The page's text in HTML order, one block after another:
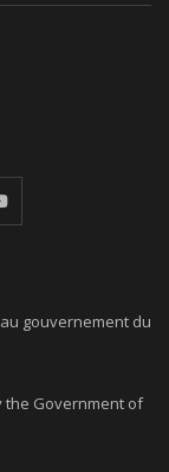
gouvernement du
the Government of